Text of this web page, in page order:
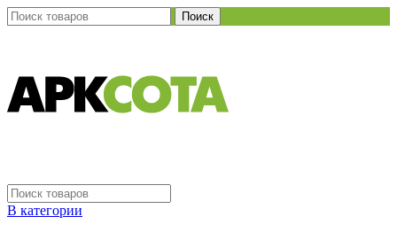
Поиск
В категории